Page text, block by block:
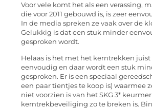
Voor vele komt het als een verassing,
die voor 2011 gebouwd is, is zeer
In de media spreken ze vaak over de
Gelukkig is dat een stuk minder
gesproken wordt.
Helaas is het met het kerntrekken juist
eenvoudig en daar wordt een stuk
gesproken. Er is een speciaal
een paar tientjes te koop is) waarmee
niet voorzien is van het SKG 3*
kerntrekbeveiliging zo te breken is.